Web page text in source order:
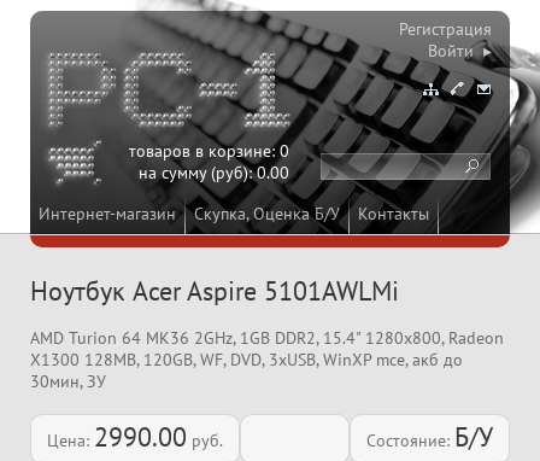
Интернет-магазин Скупка, Оценка Б/У Контакты
товаров в корзине:0
на сумму (руб):0.00
Регистрация
Войти ▸
Ноутбук Acer Aspire 5101AWLMi
AMD Turion 64 MK36 2GHz, 1GB DDR2, 15.4" 1280x800, Radeon
X1300 128MB, 120GB, WF, DVD, 3xUSB, WinXP mce, акб до
30мин, ЗУ
Цена: 2990.00 руб. Состояние: Б/У